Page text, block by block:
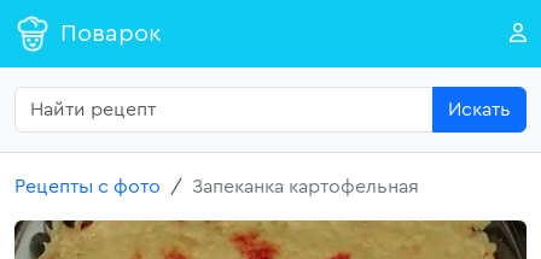
Поварок
Искать
Рецепты с фото Запеканка картофельная